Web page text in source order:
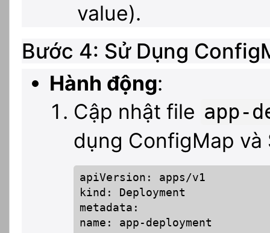
value).
Bước 4: Sử Dụng
Hành động:
Cập nhật file app-
dụng ConfigMap và
apiVersion: apps/v1
kind: Deployment
metadata:
name: app-deployment